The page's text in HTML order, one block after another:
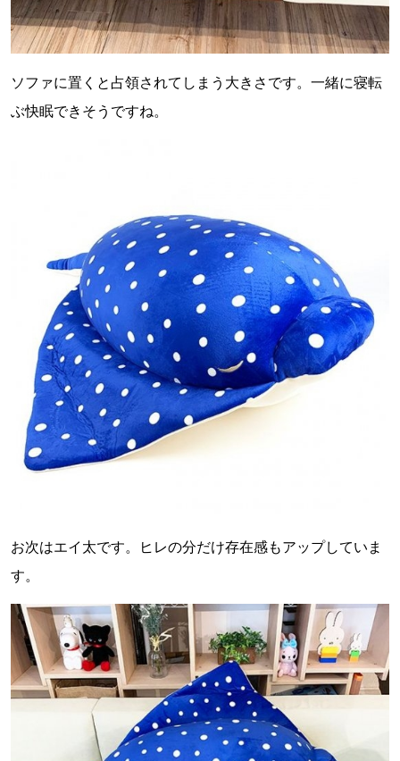
ソファに置くと占領されてしまう大きさです。一緒に寝転
ぶ快眠できそうですね。
お次はエイ太です。ヒレの分だけ存在感もアップしていま
す。